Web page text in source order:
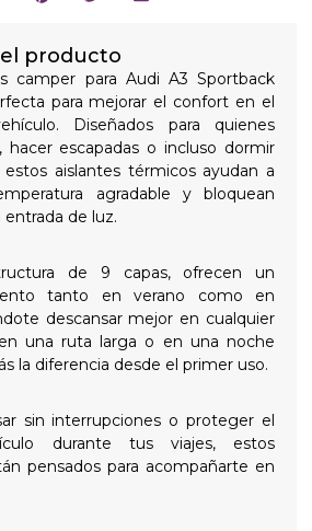
producto
camper para Audi A3 Sportback
para mejorar el confort en el
Diseñados para quienes
hacer escapadas o incluso dormir
aislantes térmicos ayudan a
agradable y bloquean
de luz.
de 9 capas, ofrecen un
tanto en verano como en
descansar mejor en cualquier
una ruta larga o en una noche
la diferencia desde el primer uso.
sin interrupciones o proteger el
durante tus viajes, estos
pensados para acompañarte en